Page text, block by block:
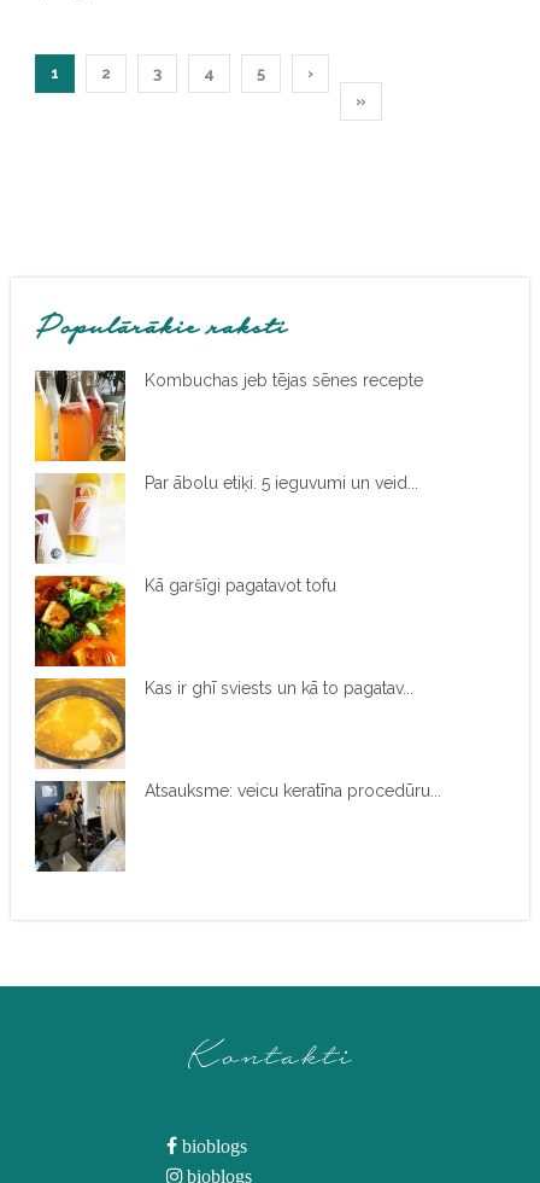
1 2 3 4 5
›
»
Populārākie raksti
Kombuchas jeb tējas sēnes recepte
Par ābolu etiķi. 5 ieguvumi un veid...
Kā garšīgi pagatavot tofu
Kas ir ghī sviests un kā to pagatav...
Atsauksme: veicu keratīna procedūru...
Kontakti
bioblogs
bioblogs